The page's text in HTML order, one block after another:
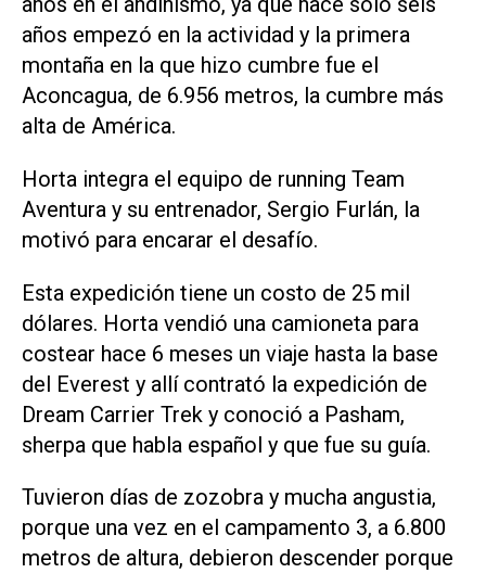
años empezó en la actividad y la primera
montaña en la que hizo cumbre fue el
Aconcagua, de 6.956 metros, la cumbre más
alta de América.
Horta integra el equipo de running Team
Aventura y su entrenador, Sergio Furlán, la
motivó para encarar el desafío.
Esta expedición tiene un costo de 25 mil
dólares. Horta vendió una camioneta para
costear hace 6 meses un viaje hasta la base
del Everest y allí contrató la expedición de
Dream Carrier Trek y conoció a Pasham,
sherpa que habla español y que fue su guía.
Tuvieron días de zozobra y mucha angustia,
porque una vez en el campamento 3, a 6.800
metros de altura, debieron descender porque